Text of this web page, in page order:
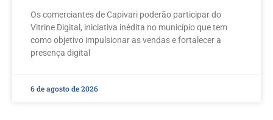
Os comerciantes de Capivari poderão participar do
Vitrine Digital, iniciativa inédita no município que tem
como objetivo impulsionar as vendas e fortalecer a
presença digital
6 de agosto de 2026